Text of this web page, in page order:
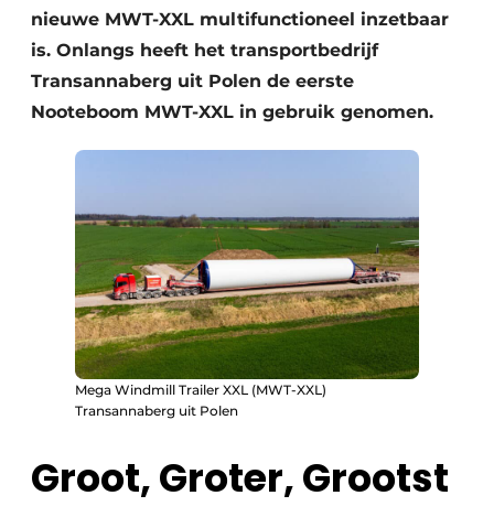
nieuwe MWT-XXL multifunctioneel inzetbaar
is. Onlangs heeft het transportbedrijf
Transannaberg uit Polen de eerste
Nooteboom MWT-XXL in gebruik genomen.
Mega Windmill Trailer XXL (MWT-XXL)
Transannaberg uit Polen
Groot, Groter, Grootst